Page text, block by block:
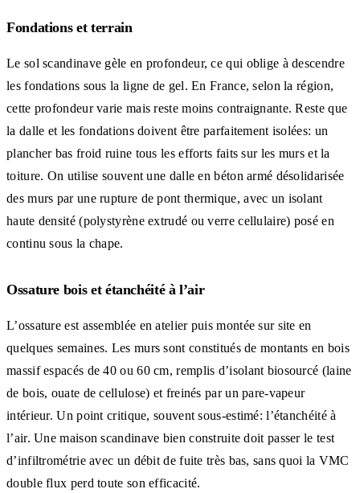
Fondations et terrain
Le sol scandinave gèle en profondeur, ce qui oblige à descendre
les fondations sous la ligne de gel. En France, selon la région,
cette profondeur varie mais reste moins contraignante. Reste que
la dalle et les fondations doivent être parfaitement isolées: un
plancher bas froid ruine tous les efforts faits sur les murs et la
toiture. On utilise souvent une dalle en béton armé désolidarisée
des murs par une rupture de pont thermique, avec un isolant
haute densité (polystyrène extrudé ou verre cellulaire) posé en
continu sous la chape.
Ossature bois et étanchéité à l’air
L’ossature est assemblée en atelier puis montée sur site en
quelques semaines. Les murs sont constitués de montants en bois
massif espacés de 40 ou 60 cm, remplis d’isolant biosourcé (laine
de bois, ouate de cellulose) et freinés par un pare-vapeur
intérieur. Un point critique, souvent sous-estimé: l’étanchéité à
l’air. Une maison scandinave bien construite doit passer le test
d’infiltrométrie avec un débit de fuite très bas, sans quoi la VMC
double flux perd toute son efficacité.